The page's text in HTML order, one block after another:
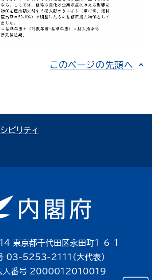
このページの先頭へ
ビリティ
東京都千代田区永田町1-6-1
03-5253-2111（大代表）
人番号 2000012010019